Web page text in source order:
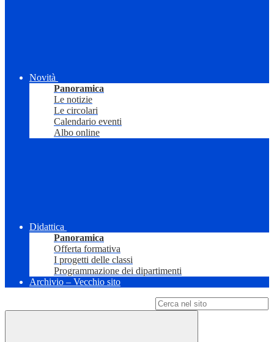
Novità
Panoramica
Le notizie
Le circolari
Calendario eventi
Albo online
Didattica
Panoramica
Offerta formativa
I progetti delle classi
Programmazione dei dipartimenti
Archivio – Vecchio sito